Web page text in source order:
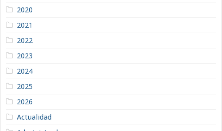
2020
2021
2022
2023
2024
2025
2026
Actualidad